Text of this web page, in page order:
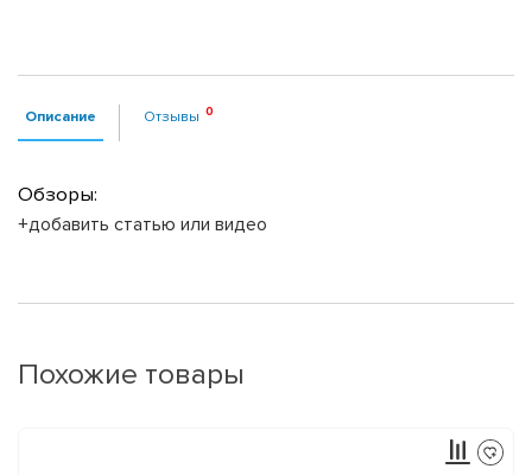
Описание Отзывы
Обзоры:
+добавить статью или видео
Похожие товары